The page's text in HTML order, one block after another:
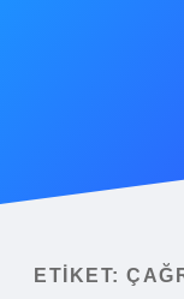
Yasal Uyarı
ETIKET: